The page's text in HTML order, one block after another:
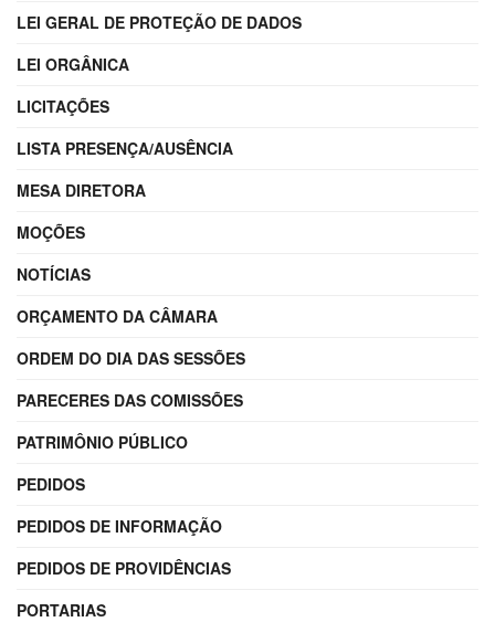
LEI GERAL DE PROTEÇÃO DE DADOS
LEI ORGÂNICA
LICITAÇÕES
LISTA PRESENÇA/AUSÊNCIA
MESA DIRETORA
MOÇÕES
NOTÍCIAS
ORÇAMENTO DA CÂMARA
ORDEM DO DIA DAS SESSÕES
PARECERES DAS COMISSÕES
PATRIMÔNIO PÚBLICO
PEDIDOS
PEDIDOS DE INFORMAÇÃO
PEDIDOS DE PROVIDÊNCIAS
PORTARIAS